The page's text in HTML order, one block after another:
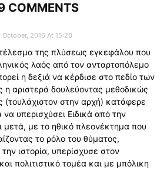
COMMENTS
October, 2016 At 15:20
της πλύσεως εγκεφάλου που
λαός από τον ανταρτοπόλεμο
η δεξιά να κέρδισε στο πεδίο των
αριστερά δουλεύοντας μεθοδικώς
(τουλάχιστον στην αρχή) κατάφερε
να υπερισχύσει Ειδικά από την
μετά, με το ηθικό πλεονέκτημα που
το ρόλο του θύματος,
ιστορία, υπερίσχυσε στον
πολιτιστικό τομέα και με μπόλικη